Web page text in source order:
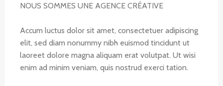
NOUS SOMMES UNE AGENCE CRÉATIVE
Accum luctus dolor sit amet, consectetuer adipiscing
elit, sed diam nonummy nibh euismod tincidunt ut
laoreet dolore magna aliquam erat volutpat. Ut wisi
enim ad minim veniam, quis nostrud exerci tation.